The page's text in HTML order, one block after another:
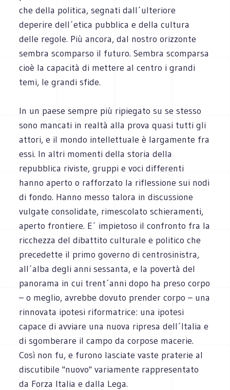
che della politica, segnati dall´ulteriore
deperire dell´etica pubblica e della cultura
delle regole. Più ancora, dal nostro orizzonte
sembra scomparso il futuro. Sembra scomparsa
cioè la capacità di mettere al centro i grandi
temi, le grandi sfide.
In un paese sempre più ripiegato su se stesso
sono mancati in realtà alla prova quasi tutti gli
attori, e il mondo intellettuale è largamente fra
essi. In altri momenti della storia della
repubblica riviste, gruppi e voci differenti
hanno aperto o rafforzato la riflessione sui nodi
di fondo. Hanno messo talora in discussione
vulgate consolidate, rimescolato schieramenti,
aperto frontiere. E´ impietoso il confronto fra la
ricchezza del dibattito culturale e politico che
precedette il primo governo di centrosinistra,
all´alba degli anni sessanta, e la povertà del
panorama in cui trent´anni dopo ha preso corpo
– o meglio, avrebbe dovuto prender corpo – una
rinnovata ipotesi riformatrice: una ipotesi
capace di avviare una nuova ripresa dell´Italia e
di sgomberare il campo da corpose macerie.
Così non fu, e furono lasciate vaste praterie al
discutibile "nuovo" variamente rappresentato
da Forza Italia e dalla Lega.